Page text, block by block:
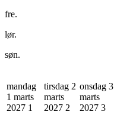
fre.
lør.
søn.
mandag
1 marts
2027 1
tirsdag 2
marts
2027 2
onsdag 3
marts
2027 3